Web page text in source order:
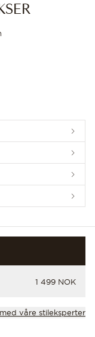
PRIS
1 499 NOK
våre stileksperter